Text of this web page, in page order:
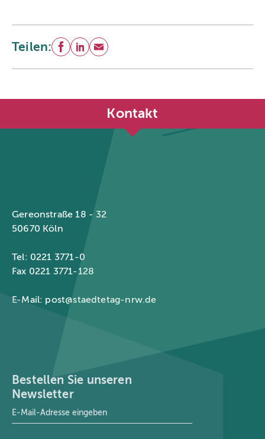
Teilen: Facebook
LinkedIn
E-Mail
Kontakt
Gereonstraße 18 - 32
50670 Köln
Tel: 0221 3771-0
Fax 0221 3771-128
E-Mail: post@staedtetag-nrw.de
Bestellen Sie unseren
Newsletter
E-Mail-Adresse